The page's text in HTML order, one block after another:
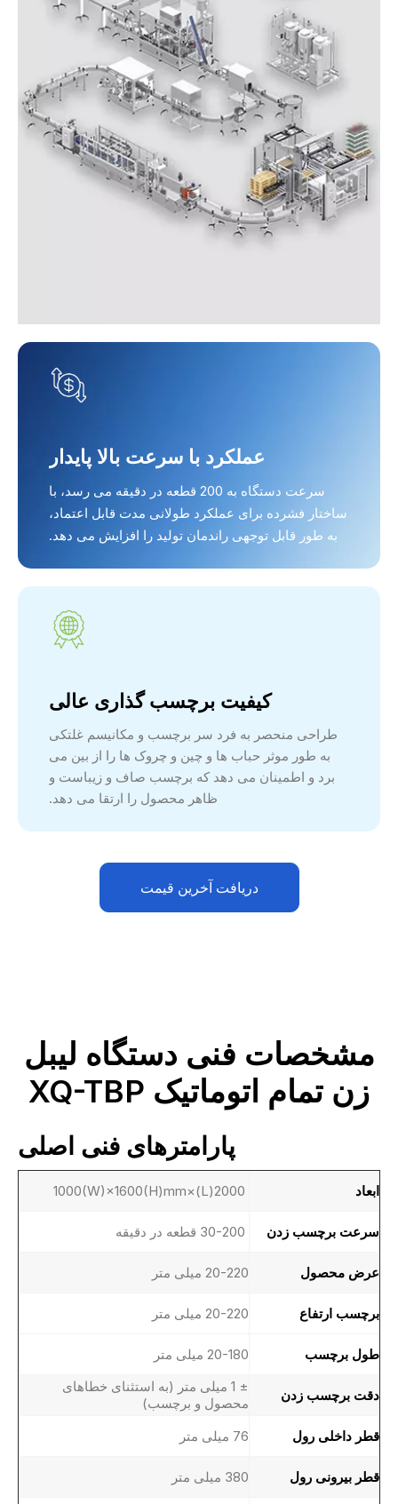
عملکرد با سرعت بالا پایدار
سرعت دستگاه به 200 قطعه در دقیقه می رسد، با
ساختار فشرده برای عملکرد طولانی مدت قابل اعتماد،
به طور قابل توجهی راندمان تولید را افزایش می دهد.
کیفیت برچسب گذاری عالی
طراحی منحصر به فرد سر برچسب و مکانیسم غلتکی
به طور موثر حباب ها و چین و چروک ها را از بین می
برد و اطمینان می دهد که برچسب صاف و زیباست و
ظاهر محصول را ارتقا می دهد.
دریافت آخرین قیمت
مشخصات فنی دستگاه لیبل
زن تمام اتوماتیک XQ-TBP
پارامترهای فنی اصلی
ابعاد
سرعت برچسب زدن
عرض محصول 20-220 میلی متر
برچسب ارتفاع 20-220 میلی متر
طول برچسب 20-180 میلی متر
دقت برچسب زدن
± 1 میلی متر (به استثنای خطاهای
محصول و برچسب)
قطر داخلی رول
76 میلی متر
قطر بیرونی رول 380 میلی متر